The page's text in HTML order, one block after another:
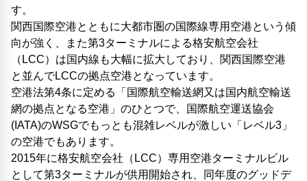
す。
関西国際空港とともに大都市圏の国際線専用空港という傾
向が強く、また第3ターミナルによる格安航空会社
（LCC）は国内線も大幅に拡大しており、関西国際空港
と並んでLCCの拠点空港となっています。
空港法第4条に定める「国際航空輸送網又は国内航空輸送
網の拠点となる空港」のひとつで、国際航空運送協会
(IATA)のWSGでもっとも混雑レベルが激しい「レベル3」
の空港でもあります。
2015年に格安航空会社（LCC）専用空港ターミナルビル
として第3ターミナルが供用開始され、同年度のグッドデ